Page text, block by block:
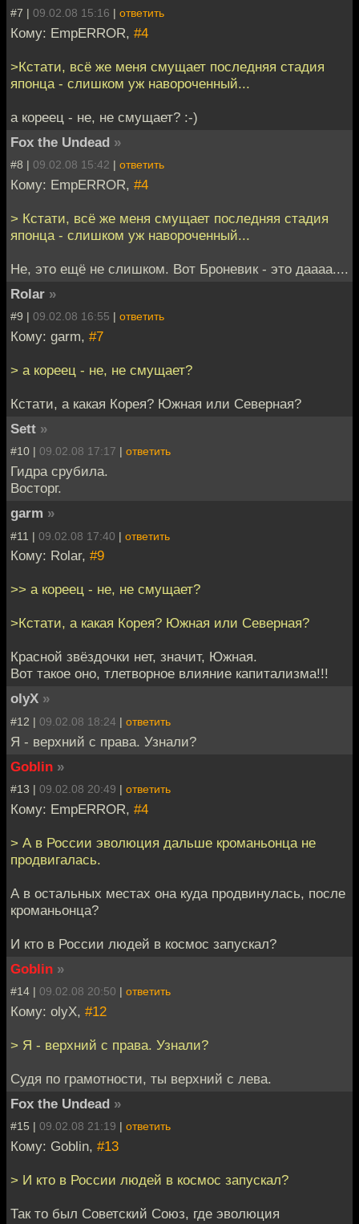
#7 | 09.02.08 15:16 | ответить
Кому: EmpERROR, #4
>Кстати, всё же меня смущает последняя стадия
японца - слишком уж навороченный...
а кореец - не, не смущает? :-)
Fox the Undead »
#8 | 09.02.08 15:42 | ответить
Кому: EmpERROR, #4
> Кстати, всё же меня смущает последняя стадия
японца - слишком уж навороченный...
Не, это ещё не слишком. Вот Броневик - это даааа....
Rolar »
#9 | 09.02.08 16:55 | ответить
Кому: garm, #7
> а кореец - не, не смущает?
Кстати, а какая Корея? Южная или Северная?
Sett »
#10 | 09.02.08 17:17 | ответить
Гидра срубила.
Восторг.
garm »
#11 | 09.02.08 17:40 | ответить
Кому: Rolar, #9
>> а кореец - не, не смущает?
>Кстати, а какая Корея? Южная или Северная?
Красной звёздочки нет, значит, Южная.
Вот такое оно, тлетворное влияние капитализма!!!
olyX »
#12 | 09.02.08 18:24 | ответить
Я - верхний с права. Узнали?
Goblin »
#13 | 09.02.08 20:49 | ответить
Кому: EmpERROR, #4
> А в России эволюция дальше кроманьонца не
продвигалась.
А в остальных местах она куда продвинулась, после
кроманьонца?
И кто в России людей в космос запускал?
Goblin »
#14 | 09.02.08 20:50 | ответить
Кому: olyX, #12
> Я - верхний с права. Узнали?
Судя по грамотности, ты верхний с лева.
Fox the Undead »
#15 | 09.02.08 21:19 | ответить
Кому: Goblin, #13
> И кто в России людей в космос запускал?
Так то был Советский Союз, где эволюция